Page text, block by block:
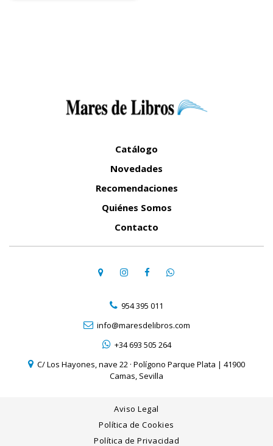
Catálogo
Novedades
Recomendaciones
Quiénes Somos
Contacto
954 395 011
info@maresdelibros.com
+34 693 505 264
C/ Los Hayones, nave 22 · Polígono Parque Plata | 41900
Camas, Sevilla
Aviso Legal
Política de Cookies
Política de Privacidad